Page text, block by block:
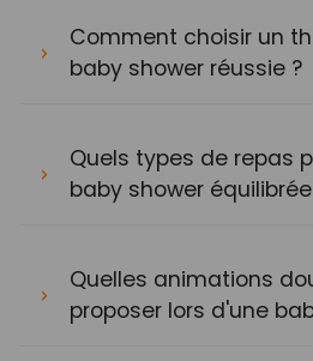
Comment choisir un
baby shower réussie ?
Quels types de repas
baby shower
Quelles animations
proposer lors d'une